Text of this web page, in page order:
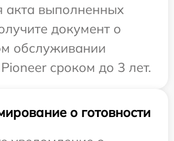
акта выполненных
документ о
обслуживании
сроком до 3 лет.
о готовности